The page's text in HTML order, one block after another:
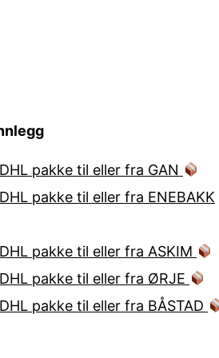
pakke til eller fra GAN
pakke til eller fra ENEBAKK
pakke til eller fra ASKIM
pakke til eller fra ØRJE
pakke til eller fra BÅSTAD